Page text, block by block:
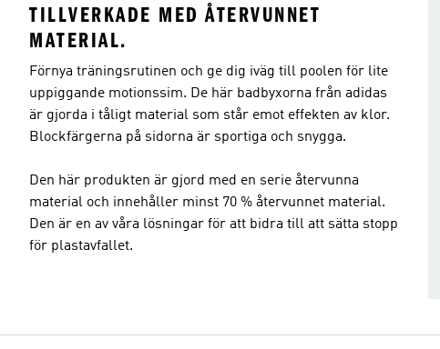
TILLVERKADE MED ÅTERVUNNET
MATERIAL.
Förnya träningsrutinen och ge dig iväg till poolen för lite
uppiggande motionssim. De här badbyxorna från adidas
är gjorda i tåligt material som står emot effekten av klor.
Blockfärgerna på sidorna är sportiga och snygga.
Den här produkten är gjord med en serie återvunna
material och innehåller minst 70 % återvunnet material.
Den är en av våra lösningar för att bidra till att sätta stopp
för plastavfallet.